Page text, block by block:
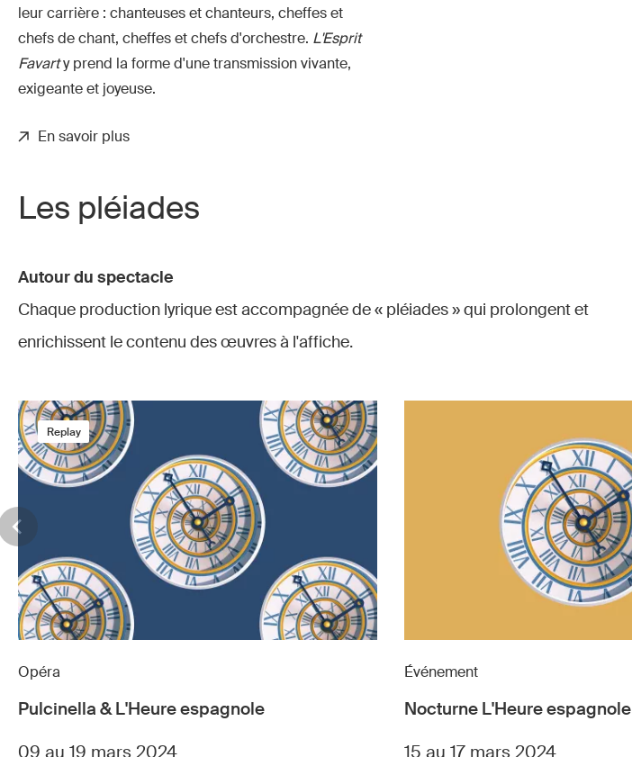
leur carrière : chanteuses et chanteurs, cheffes et
chefs de chant, cheffes et chefs d'orchestre. L'Esprit
Favarty prend la forme d'une transmission vivante,
exigeante et joyeuse.
En savoir plus
Les pléiades
Autour du spectacle
Chaque production lyrique est accompagnée de « pléiades » qui prolongent et
enrichissent le contenu des œuvres à l'affiche.
Replay
Opéra
Pulcinella & L'Heure espagnole
09 au 19 mars 2024
Événement
Nocturne L'Heure espagnole
15 au 17 mars 2024